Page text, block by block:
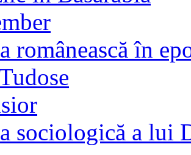
românească în
sociologică a lui